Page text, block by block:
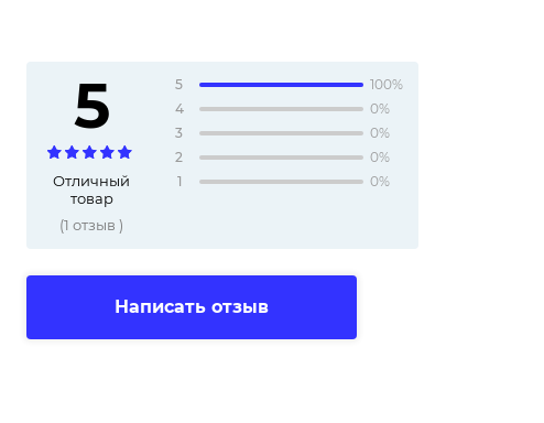
5
Отличный
товар
(1 отзыв)
5
100%
4
0%
3
0%
2
0%
1
0%
Написать отзыв